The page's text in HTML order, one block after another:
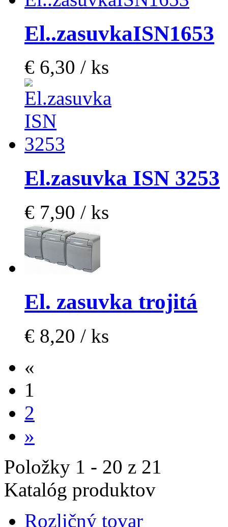
El..zasuvkaISN1653
€ 6,30 / ks
El.zasuvka ISN 3253
€ 7,90 / ks
El. zasuvka trojitá
€ 8,20 / ks
«
1
2
»
Položky 1 - 20 z 21
Katalóg produktov
Rozličný tovar